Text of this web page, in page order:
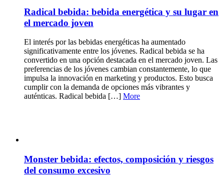
Radical bebida: bebida energética y su lugar en
el mercado joven
El interés por las bebidas energéticas ha aumentado
significativamente entre los jóvenes. Radical bebida se ha
convertido en una opción destacada en el mercado joven. Las
preferencias de los jóvenes cambian constantemente, lo que
impulsa la innovación en marketing y productos. Esto busca
cumplir con la demanda de opciones más vibrantes y
auténticas. Radical bebida […] More
Monster bebida: efectos, composición y riesgos
del consumo excesivo